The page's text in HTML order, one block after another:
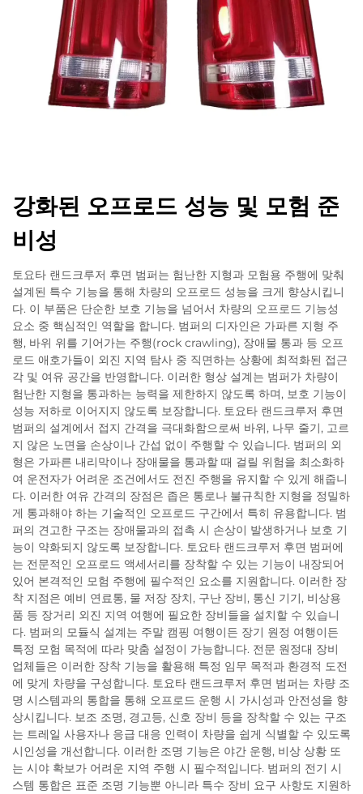
강화된 오프로드 성능 및 모험 준
비성
토요타 랜드크루저 후면 범퍼는 험난한 지형과 모험용 주행에 맞춰
설계된 특수 기능을 통해 차량의 오프로드 성능을 크게 향상시킵니
다. 이 부품은 단순한 보호 기능을 넘어서 차량의 오프로드 기능성
요소 중 핵심적인 역할을 합니다. 범퍼의 디자인은 가파른 지형 주
행, 바위 위를 기어가는 주행(rock crawling), 장애물 통과 등 오프
로드 애호가들이 외진 지역 탐사 중 직면하는 상황에 최적화된 접근
각 및 여유 공간을 반영합니다. 이러한 형상 설계는 범퍼가 차량이
험난한 지형을 통과하는 능력을 제한하지 않도록 하며, 보호 기능이
성능 저하로 이어지지 않도록 보장합니다. 토요타 랜드크루저 후면
범퍼의 설계에서 접지 간격을 극대화함으로써 바위, 나무 줄기, 고르
지 않은 노면을 손상이나 간섭 없이 주행할 수 있습니다. 범퍼의 외
형은 가파른 내리막이나 장애물을 통과할 때 걸릴 위험을 최소화하
여 운전자가 어려운 조건에서도 전진 주행을 유지할 수 있게 해줍니
다. 이러한 여유 간격의 장점은 좁은 통로나 불규칙한 지형을 정밀하
게 통과해야 하는 기술적인 오프로드 구간에서 특히 유용합니다. 범
퍼의 견고한 구조는 장애물과의 접촉 시 손상이 발생하거나 보호 기
능이 약화되지 않도록 보장합니다. 토요타 랜드크루저 후면 범퍼에
는 전문적인 오프로드 액세서리를 장착할 수 있는 기능이 내장되어
있어 본격적인 모험 주행에 필수적인 요소를 지원합니다. 이러한 장
착 지점은 예비 연료통, 물 저장 장치, 구난 장비, 통신 기기, 비상용
품 등 장거리 외진 지역 여행에 필요한 장비들을 설치할 수 있습니
다. 범퍼의 모듈식 설계는 주말 캠핑 여행이든 장기 원정 여행이든
특정 모험 목적에 따라 맞춤 설정이 가능합니다. 전문 원정대 장비
업체들은 이러한 장착 기능을 활용해 특정 임무 목적과 환경적 도전
에 맞게 차량을 구성합니다. 토요타 랜드크루저 후면 범퍼는 차량 조
명 시스템과의 통합을 통해 오프로드 운행 시 가시성과 안전성을 향
상시킵니다. 보조 조명, 경고등, 신호 장비 등을 장착할 수 있는 구조
는 트레일 사용자나 응급 대응 인력이 차량을 쉽게 식별할 수 있도록
시인성을 개선합니다. 이러한 조명 기능은 야간 운행, 비상 상황 또
는 시야 확보가 어려운 지역 주행 시 필수적입니다. 범퍼의 전기 시
스템 통합은 표준 조명 기능뿐 아니라 특수 장비 요구 사항도 지원하